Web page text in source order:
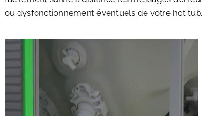
ou dysfonctionnement éventuels de votre hot tub.